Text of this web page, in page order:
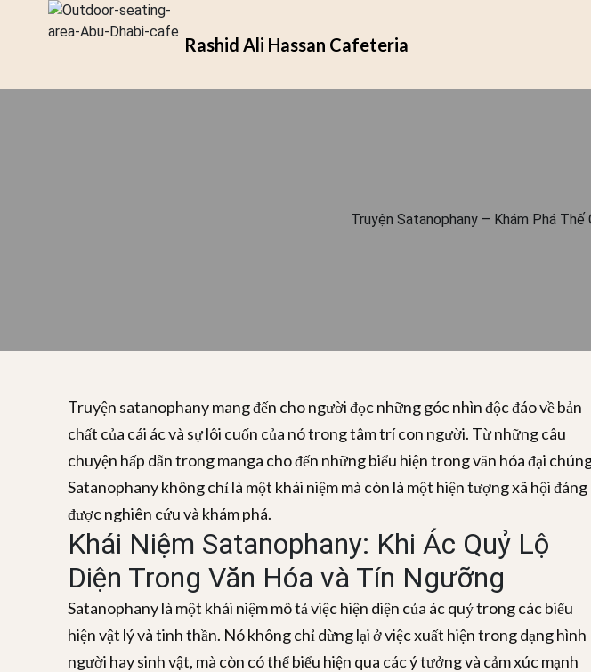
Rashid Ali Hassan Cafeteria
Truyện Satanophany – Khám Phá Thế
Truyện satanophanymang đến cho người đọc những góc nhìn độc đáo về bản
chất của cái ác và sự lôi cuốn của nó trong tâm trí con người. Từ những câu
chuyện hấp dẫn trong manga cho đến những biểu hiện trong văn hóa đại
Satanophanykhông chỉ là một khái niệm mà còn là một hiện tượng xã hội đáng
được nghiên cứu và khám phá.
Khái Niệm Satanophany: Khi Ác Quỷ Lộ
Diện Trong Văn Hóa và Tín Ngưỡng
Satanophany là một khái niệm mô tả việc hiện diện của ác quỷ trong các biểu
hiện vật lý và tinh thần. Nó không chỉ dừng lại ở việc xuất hiện trong dạng hình
người hay sinh vật, mà còn có thể biểu hiện qua các ý tưởng và cảm xúc mạnh